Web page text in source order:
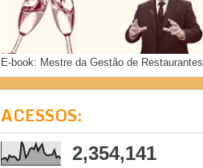
E-book: Mestre da Gestão de Restaurantes
ACESSOS:
2,354,141